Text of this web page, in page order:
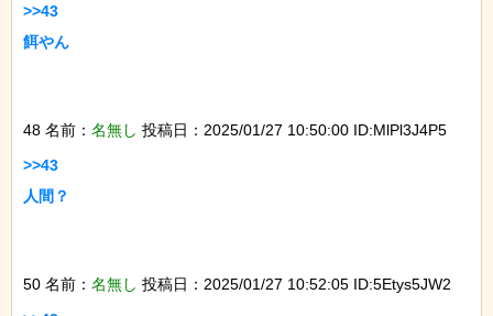
>>43
餌やん
48 名前： 名無し 投稿日：2025/01/27 10:50:00 ID:MlPl3J4P5
>>43
人間？
50 名前： 名無し 投稿日：2025/01/27 10:52:05 ID:5Etys5JW2